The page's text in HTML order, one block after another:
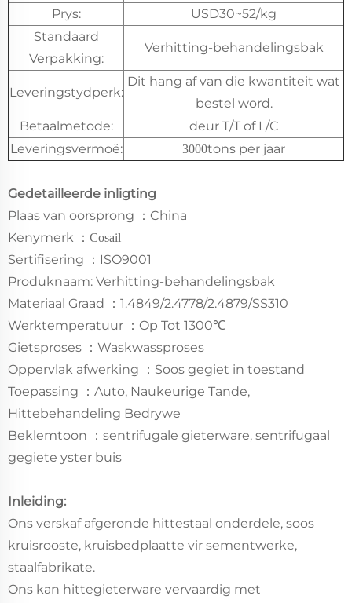
Prys:
USD30~52/kg
Standaard
Verpakking:
Verhitting-behandelingsbak
Leveringstydperk:
Dit hang af van die kwantiteit wat
bestel word.
Betaalmetode:
deur T/T of L/C
Leveringsvermoë:
3000tons per jaar
Gedetailleerde inligting
Plaas van oorsprong
： China
Kenymerk
： Cosail
Sertifisering ： ISO9001
Produknaam: Verhitting-behandelingsbak
Materiaal Graad
： 1.4849/2.4778/2.4879/SS310
Werktemperatuur
： Op Tot 1300℃
Gietsproses
： Waskwassproses
Oppervlak afwerking
： Soos gegiet in toestand
Toepassing
： Auto, Naukeurige Tande,
Hittebehandeling Bedrywe
Beklemtoon
： sentrifugale gieterware, sentrifugaal
gegiete yster buis
Inleiding:
Ons verskaf afgeronde hittestaal onderdele, soos
kruisrooste, kruisbedplaatte vir sementwerke,
staalfabrikate.
Ons kan hittegieterware vervaardig met